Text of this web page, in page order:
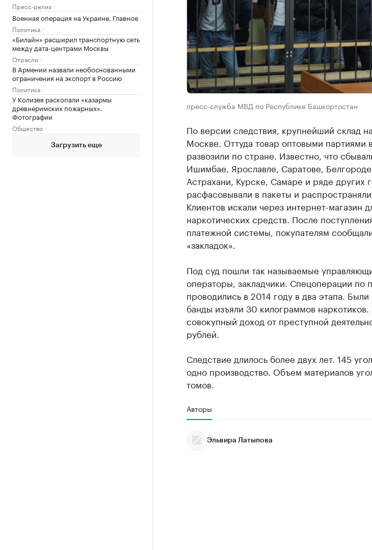
Пресс-релиз
Военная операция на Украине. Главное
Политика
«Билайн» расширил транспортную сеть
между дата-центрами Москвы
Отрасли
В Армении назвали необоснованными
ограничения на экспорт в Россию
Политика
У Колизея раскопали «казармы
древнеримских пожарных».
Фотографии
Общество
Загрузить еще
пресс-служба МВД по Республике Башкортостан
По версии следствия, крупнейший склад
Москве. Оттуда товар оптовыми партиями
развозили по стране. Известно, что
Ишимбае, Ярославле, Саратове,
Астрахани, Курске, Самаре и ряде других
расфасовывали в пакеты и распространяли
Клиентов искали через интернет-магазин
наркотических средств. После
платежной системы, покупателям
«закладок».
Под суд пошли так называемые
операторы, закладчики. Спецоперации по
проводились в 2014 году в два этапа.
банды изъяли 30 килограммов наркотиков.
совокупный доход от преступной
рублей.
Следствие длилось более двух лет. 145
одно производство. Объем материалов
томов.
Авторы
Эльвира Латыпова